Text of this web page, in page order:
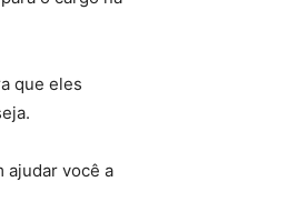
que eles
ajudar você a